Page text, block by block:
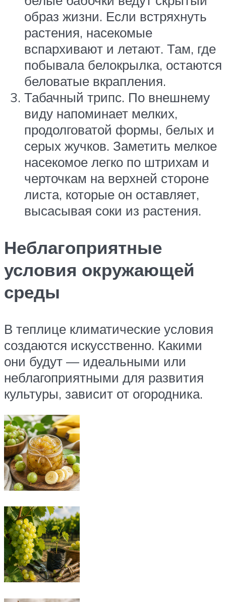
образ жизни. Если встряхнуть
растения, насекомые
вспархивают и летают. Там, где
побывала белокрылка, остаются
беловатые вкрапления.
Табачный трипс. По внешнему
виду напоминает мелких,
продолговатой формы, белых и
серых жучков. Заметить мелкое
насекомое легко по штрихам и
черточкам на верхней стороне
листа, которые он оставляет,
высасывая соки из растения.
Неблагоприятные
условия окружающей
среды
В теплице климатические условия
создаются искусственно. Какими
они будут — идеальными или
неблагоприятными для развития
культуры, зависит от огородника.